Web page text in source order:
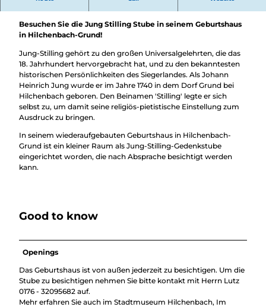
Besuchen Sie die Jung Stilling Stube in seinem Geburtshaus
in Hilchenbach-Grund!
Jung-Stilling gehört zu den großen Universalgelehrten, die das
18. Jahrhundert hervorgebracht hat, und zu den bekanntesten
historischen Persönlichkeiten des Siegerlandes. Als Johann
Heinrich Jung wurde er im Jahre 1740 in dem Dorf Grund bei
Hilchenbach geboren. Den Beinamen 'Stilling' legte er sich
selbst zu, um damit seine religiös-pietistische Einstellung zum
Ausdruck zu bringen.
In seinem wiederaufgebauten Geburtshaus in Hilchenbach-
Grund ist ein kleiner Raum als Jung-Stilling-Gedenkstube
eingerichtet worden, die nach Absprache besichtigt werden
kann.
Good to know
Openings
Das Geburtshaus ist von außen jederzeit zu besichtigen. Um die
Stube zu besichtigen nehmen Sie bitte kontakt mit Herrn Lutz
0176 - 32095682 auf.
Mehr erfahren Sie auch im Stadtmuseum Hilchenbach, Im